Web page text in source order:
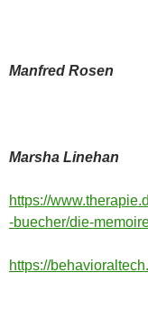
Manfred Rosen
Marsha Linehan
https://
-buecher/die-
https://